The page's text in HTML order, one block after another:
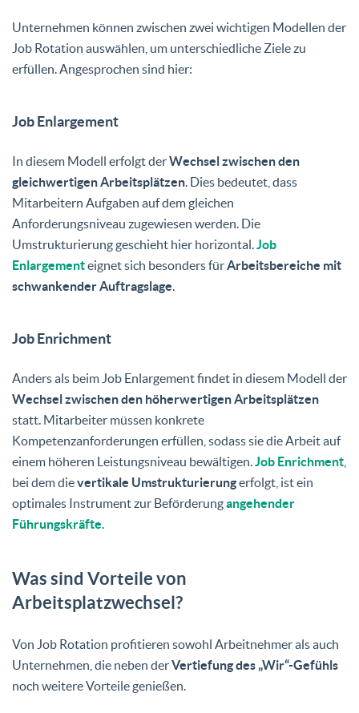
Unternehmen können zwischen zwei wichtigen Modellen der
Job Rotation auswählen, um unterschiedliche Ziele zu
erfüllen. Angesprochen sind hier:
Job Enlargement
In diesem Modell erfolgt derWechsel zwischen den
gleichwertigen Arbeitsplätzen. Dies bedeutet, dass
Mitarbeitern Aufgaben auf dem gleichen
Anforderungsniveau zugewiesen werden. Die
Umstrukturierung geschieht hier horizontal.Job
Enlargementeignet sich besonders fürArbeitsbereiche mit
schwankender Auftragslage.
Job Enrichment
Anders als beim Job Enlargement findet in diesem Modell der
Wechsel zwischen den höherwertigen Arbeitsplätzen
statt. Mitarbeiter müssen konkrete
Kompetenzanforderungen erfüllen, sodass sie die Arbeit auf
einem höheren Leistungsniveau bewältigen.Job Enrichment
bei dem dievertikale Umstrukturierungerfolgt, ist ein
optimales Instrument zur Beförderungangehender
Führungskräfte.
Was sind Vorteile von
Arbeitsplatzwechsel?
Von Job Rotation profitieren sowohl Arbeitnehmer als auch
Unternehmen, die neben derVertiefung des „Wir“-Gefühls
noch weitere Vorteile genießen.